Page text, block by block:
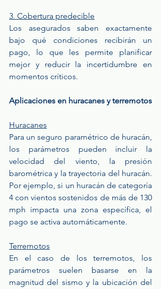
3. Cobertura predecible
Los asegurados saben exactamente
bajo qué condiciones recibirán un
pago, lo que les permite planificar
mejor y reducir la incertidumbre en
momentos críticos.
Aplicaciones en huracanes y terremotos
Huracanes
Para un seguro paramétrico de huracán,
los parámetros pueden incluir la
velocidad del viento, la presión
barométrica y la trayectoria del huracán.
Por ejemplo, si un huracán de categoría
4 con vientos sostenidos de más de 130
mph impacta una zona específica, el
pago se activa automáticamente.
Terremotos
En el caso de los terremotos, los
parámetros suelen basarse en la
magnitud del sismo y la ubicación del